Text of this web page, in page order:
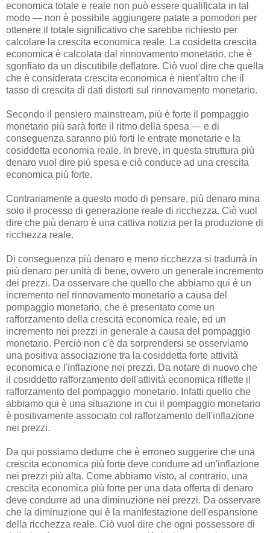
economica totale e reale non può essere qualificata in tal
modo — non è possibile aggiungere patate a pomodori per
ottenere il totale significativo che sarebbe richiesto per
calcolare la crescita economica reale. La cosidetta crescita
economica è calcolata dal rinnovamento monetario, che è
sgonfiato da un discutibile deflatore. Ciò vuol dire che quella
che è considerata crescita economica è nient'altro che il
tasso di crescita di dati distorti sul rinnovamento monetario.
Secondo il pensiero mainstream, più è forte il pompaggio
monetario più sarà forte il ritmo della spesa — e di
conseguenza saranno più forti le entrate monetarie e la
cosiddetta economia reale. In breve, in questa struttura più
denaro vuol dire più spesa e ciò conduce ad una crescita
economica più forte.
Contrariamente a questo modo di pensare, più denaro mina
solo il processo di generazione reale di ricchezza. Ciò vuol
dire che più denaro è una cattiva notizia per la produzione di
ricchezza reale.
Di conseguenza più denaro e meno ricchezza si tradurrà in
più denaro per unità di bene, ovvero un generale incremento
dei prezzi. Da osservare che quello che abbiamo qui è un
incremento nel rinnovamento monetario a causa del
pompaggio monetario, che è presentato come un
rafforzamento della crescita economica reale, ed un
incremento nei prezzi in generale a causa del pompaggio
monetario. Perciò non c'è da sorprendersi se osserviamo
una positiva associazione tra la cosiddetta forte attività
economica e l'inflazione nei prezzi. Da notare di nuovo che
il cosiddetto rafforzamento dell'attività economica riflette il
rafforzamento del pompaggio monetario. Infatti quello che
abbiamo qui è una situazione in cui il pompaggio monetario
è positivamente associato col rafforzamento dell'inflazione
nei prezzi.
Da qui possiamo dedurre che è erroneo suggerire che una
crescita economica più forte deve condurre ad un'inflazione
nei prezzi più alta. Come abbiamo visto, al contrario, una
crescita economica più forte per una data offerta di denaro
deve condurre ad una diminuzione nei prezzi. Da osservare
che la diminuzione qui è la manifestazione dell'espansione
della ricchezza reale. Ciò vuol dire che ogni possessore di